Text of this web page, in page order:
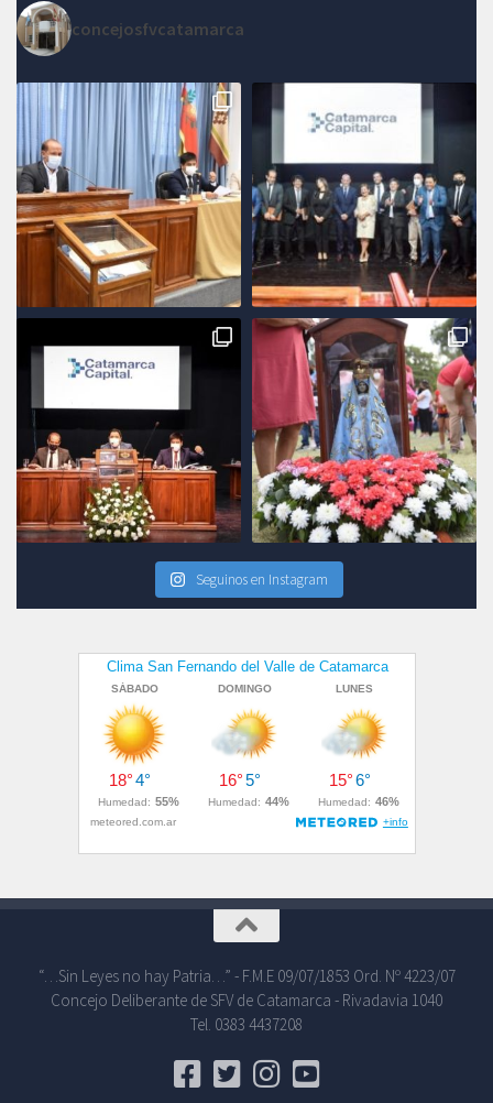
concejosfvcatamarca
Seguinos en Instagram
“…Sin Leyes no hay Patria…” - F.M.E 09/07/1853 Ord. Nº 4223/07
Concejo Deliberante de SFV de Catamarca - Rivadavia 1040
Tel. 0383 4437208